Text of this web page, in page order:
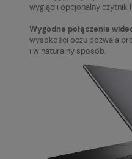
wygląd i opcjonalny czytnik
Wygodne połączenia
wysokości oczu pozwala
i w naturalny sposób.